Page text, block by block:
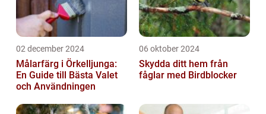
02 december 2024
Målarfärg i Örkelljunga:
En Guide till Bästa Valet
och Användningen
06 oktober 2024
Skydda ditt hem från
fåglar med Birdblocker